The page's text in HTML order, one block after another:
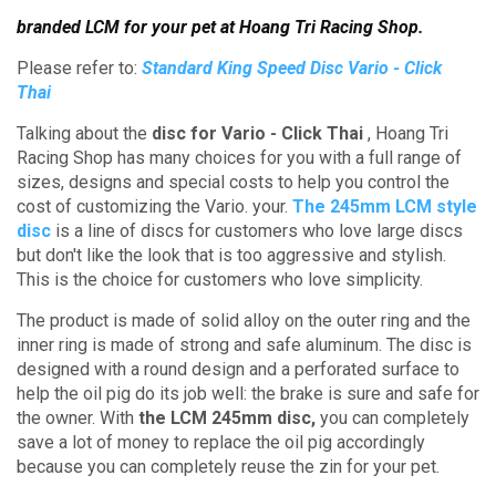
branded LCM for your pet at Hoang Tri Racing Shop.
Please refer to: Standard King Speed ​​Disc Vario - Click
Thai
Talking about the disc for Vario - Click Thai , Hoang Tri
Racing Shop has many choices for you with a full range of
sizes, designs and special costs to help you control the
cost of customizing the Vario. your. The 245mm LCM style
disc is a line of discs for customers who love large discs
but don't like the look that is too aggressive and stylish.
This is the choice for customers who love simplicity.
The product is made of solid alloy on the outer ring and the
inner ring is made of strong and safe aluminum. The disc is
designed with a round design and a perforated surface to
help the oil pig do its job well: the brake is sure and safe for
the owner. With the LCM 245mm disc, you can completely
save a lot of money to replace the oil pig accordingly
because you can completely reuse the zin for your pet.